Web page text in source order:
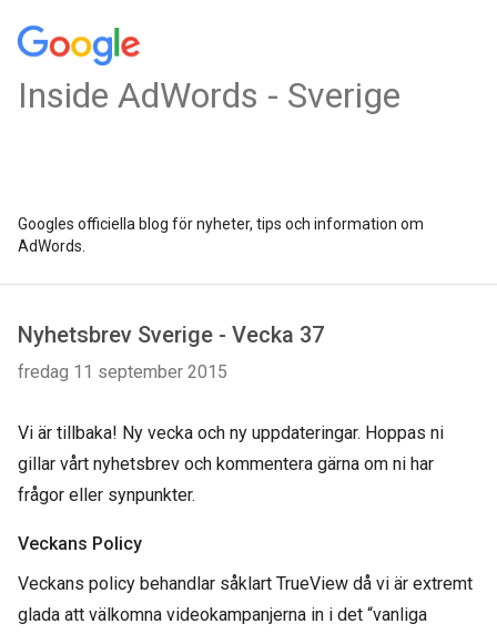
Inside AdWords - Sverige
Googles officiella blog för nyheter, tips och information om
AdWords.
Nyhetsbrev Sverige - Vecka 37
fredag 11 september 2015
Vi är tillbaka! Ny vecka och ny uppdateringar. Hoppas ni
gillar vårt nyhetsbrev och kommentera gärna om ni har
frågor eller synpunkter.
Veckans Policy
Veckans policy behandlar såklart TrueView då vi är extremt
glada att välkomna videokampanjerna in i det “vanliga